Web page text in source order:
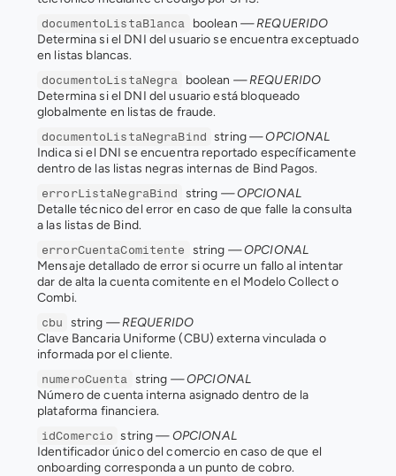
documentoListaBlanca boolean — REQUERIDO
Determina si el DNI del usuario se encuentra exceptuado
en listas blancas.
documentoListaNegra boolean — REQUERIDO
Determina si el DNI del usuario está bloqueado
globalmente en listas de fraude.
documentoListaNegraBind string — OPCIONAL
Indica si el DNI se encuentra reportado específicamente
dentro de las listas negras internas de Bind Pagos.
errorListaNegraBind string — OPCIONAL
Detalle técnico del error en caso de que falle la consulta
a las listas de Bind.
errorCuentaComitente string — OPCIONAL
Mensaje detallado de error si ocurre un fallo al intentar
dar de alta la cuenta comitente en el Modelo Collect o
Combi.
cbu string — REQUERIDO
Clave Bancaria Uniforme (CBU) externa vinculada o
informada por el cliente.
numeroCuenta string — OPCIONAL
Número de cuenta interna asignado dentro de la
plataforma financiera.
idComercio string — OPCIONAL
Identificador único del comercio en caso de que el
onboarding corresponda a un punto de cobro.